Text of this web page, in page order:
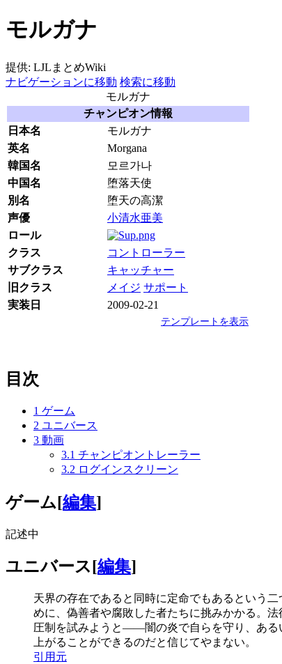
モルガナ
提供: LJLまとめWiki
ナビゲーションに移動 検索に移動
モルガナ
チャンピオン情報
日本名
モルガナ
英名
Morgana
韓国名
모르가나
中国名
堕落天使
別名
堕天の高潔
声優
小清水亜美
ロール
クラス
コントローラー
サブクラス
キャッチャー
旧クラス
メイジ サポート
実装日
2009-02-21
テンプレートを表示
目次
1 ゲーム
2 ユニバース
3 動画
3.1 チャンピオントレーラー
3.2 ログインスクリーン
ゲーム[編集]
記述中
ユニバース [編集]
天界の存在であると同時に定命でもあるという
めに、偽善者や腐敗した者たちに挑みかかる。
圧制を試みようと――闇の炎で自らを守り、ある
上がることができるのだと信じてやまない。
引用元